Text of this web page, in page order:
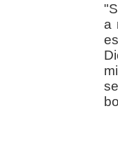
a